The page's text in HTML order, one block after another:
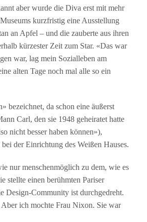
aber wurde die Diva erst mit mehr
kurzfristig eine Ausstellung
an Apfel – und die zauberte aus ihren
kürzester Zeit zum Star. «Das war
war, lag mein Sozialleben am
alten Tage noch mal alle so ein
bezeichnet, da schon eine äußerst
Carl, den sie 1948 geheiratet hatte
nicht besser haben können»),
der Einrichtung des Weißen Hauses.
nur menschenmöglich zu dem, wie es
stellte einen berühmten Pariser
Design-Community ist durchgedreht.
ich mochte Frau Nixon. Sie war